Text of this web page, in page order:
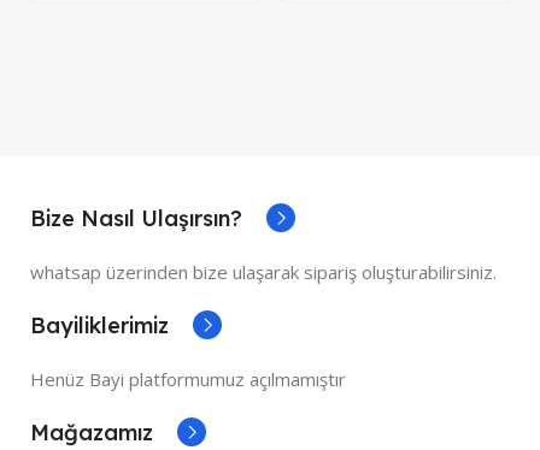
Bize Nasıl Ulaşırsın?
whatsap üzerinden bize ulaşarak sipariş oluşturabilirsiniz.
Bayiliklerimiz
Henüz Bayi platformumuz açılmamıştır
Mağazamız